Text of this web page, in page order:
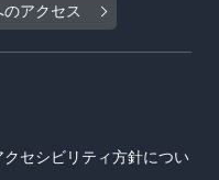
のアクセス
セシビリティ方針につい